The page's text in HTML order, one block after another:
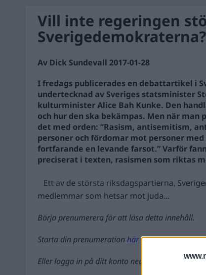
Vill inte regeringen
Sverigedemokraterna?
Av Dick Sundevall 2017-01-28
I fredags publicerades en debattartikel i
undertecknad av Sveriges statsminister
kulturminister Alice Bah Kunke. Den
och hur den ska bekämpas. Men när man
det med orden: ”Rasism, antisemitism,
personer och fördomar mot personer
fortfarande en levande farsot.” Varför
preciserat i texten, rasismen som riktas
Ett av de största riksdagspartierna,
medlemmar som hetsar mot juda...
Börja prenumerera för att läsa detta innehåll.
Starta din prenumerationhär
Eller logga in på ditt konto nedan: